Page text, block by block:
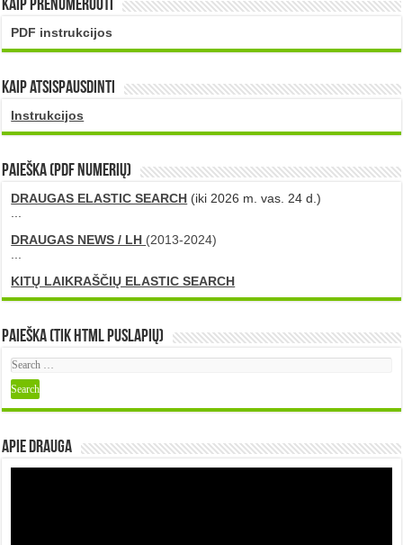
Kaip prenumeruoti
PDF instrukcijos
Kaip atsispausdinti
Instrukcijos
PAIEŠKA (PDF numerių)
DRAUGAS ELASTIC SEARCH (iki 2026 m. vas. 24 d.)
DRAUGAS NEWS / LH (2013-2024)
KITŲ LAIKRAŠČIŲ ELASTIC SEARCH
Paieška (tik HTML puslapių)
Apie DRAUGA